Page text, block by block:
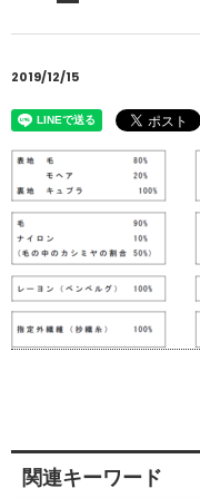
2019/12/15
関連キーワード